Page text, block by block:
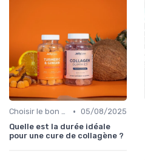
Choisir le bon complément • 05/08/2025
Quelle est la durée idéale
pour une cure de collagène ?